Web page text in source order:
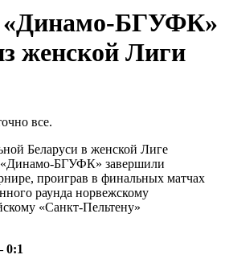
«Динамо-БГУФК»
женской Лиги
все.
Беларуси в женской Лиге
БГУФК» завершили
проиграв в финальных матчах
раунда норвежскому
«Санкт-Пельтену»
0:1